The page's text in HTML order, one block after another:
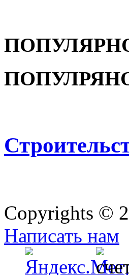
Copyrights ©
Написать нам